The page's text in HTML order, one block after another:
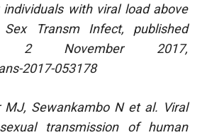
with viral load above
Sex Transm Infect, published
2 November 2017,
2017-053178
MJ, Sewankambo N et al. Viral
transmission of human